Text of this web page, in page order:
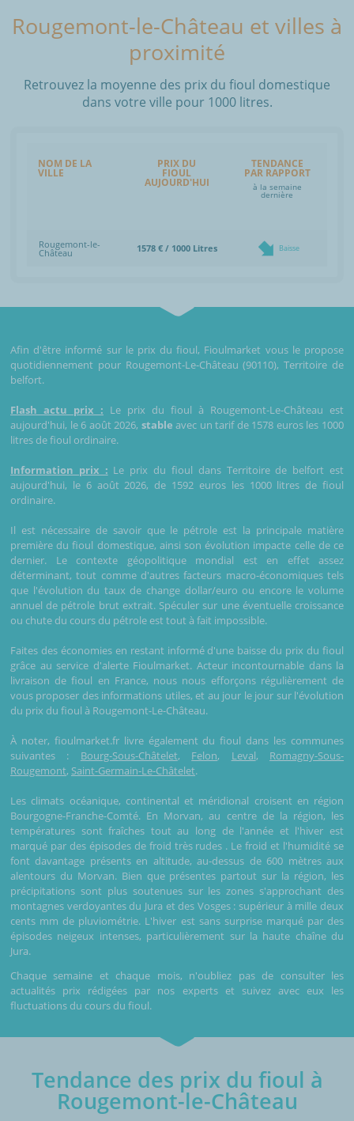
Rougemont-le-Château et villes à
proximité
Retrouvez la moyenne des prix du fioul domestique
dans votre ville pour 1000 litres.
NOM DE LA
VILLE
PRIX DU
FIOUL
AUJOURD'HUI
TENDANCE
PAR RAPPORT
à la semaine
dernière
Rougemont-le-
Château 1578 € / 1000 Litres Baisse
Afin d'être informé sur le prix du fioul, Fioulmarket vous le propose
quotidiennement pour Rougemont-Le-Château (90110), Territoire de
belfort.
Flash actu prix : Le prix du fioul à Rougemont-Le-Château est
aujourd'hui, le 6 août 2026, stable avec un tarif de 1578 euros les 1000
litres de fioul ordinaire.
Information prix : Le prix du fioul dans Territoire de belfort est
aujourd'hui, le 6 août 2026, de 1592 euros les 1000 litres de fioul
ordinaire.
Il est nécessaire de savoir que le pétrole est la principale matière
première du fioul domestique, ainsi son évolution impacte celle de ce
dernier. Le contexte géopolitique mondial est en effet assez
déterminant, tout comme d'autres facteurs macro-économiques tels
que l'évolution du taux de change dollar/euro ou encore le volume
annuel de pétrole brut extrait. Spéculer sur une éventuelle croissance
ou chute du cours du pétrole est tout à fait impossible.
Faites des économies en restant informé d'une baisse du prix du fioul
grâce au service d'alerte Fioulmarket. Acteur incontournable dans la
livraison de fioul en France, nous nous efforçons régulièrement de
vous proposer des informations utiles, et au jour le jour sur l'évolution
du prix du fioul à Rougemont-Le-Château.
À noter, fioulmarket.fr livre également du fioul dans les communes
suivantes : Bourg-Sous-Châtelet, Felon, Leval, Romagny-Sous-
Rougemont, Saint-Germain-Le-Châtelet.
Les climats océanique, continental et méridional croisent en région
Bourgogne-Franche-Comté. En Morvan, au centre de la région, les
températures sont fraîches tout au long de l'année et l'hiver est
marqué par des épisodes de froid très rudes . Le froid et l'humidité se
font davantage présents en altitude, au-dessus de 600 mètres aux
alentours du Morvan. Bien que présentes partout sur la région, les
précipitations sont plus soutenues sur les zones s'approchant des
montagnes verdoyantes du Jura et des Vosges : supérieur à mille deux
cents mm de pluviométrie. L'hiver est sans surprise marqué par des
épisodes neigeux intenses, particulièrement sur la haute chaîne du
Jura.
Chaque semaine et chaque mois, n'oubliez pas de consulter les
actualités prix rédigées par nos experts et suivez avec eux les
fluctuations du cours du fioul.
Tendance des prix du fioul à
Rougemont-le-Château